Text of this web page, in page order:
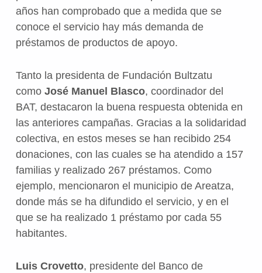
años han comprobado que a medida que se
conoce el servicio hay más demanda de
préstamos de productos de apoyo.
Tanto la presidenta de Fundación Bultzatu
como José Manuel Blasco, coordinador del
BAT, destacaron la buena respuesta obtenida en
las anteriores campañas. Gracias a la solidaridad
colectiva, en estos meses se han recibido 254
donaciones, con las cuales se ha atendido a 157
familias y realizado 267 préstamos. Como
ejemplo, mencionaron el municipio de Areatza,
donde más se ha difundido el servicio, y en el
que se ha realizado 1 préstamo por cada 55
habitantes.
Luis Crovetto, presidente del Banco de